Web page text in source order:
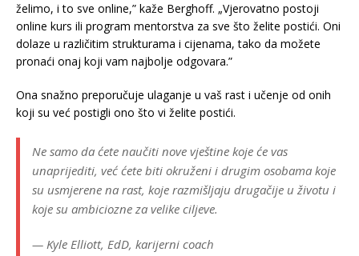
želimo, i to sve online,” kaže Berghoff. „Vjerovatno postoji
online kurs ili program mentorstva za sve što želite postići. Oni
dolaze u različitim strukturama i cijenama, tako da možete
pronaći onaj koji vam najbolje odgovara.”
Ona snažno preporučuje ulaganje u vaš rast i učenje od onih
koji su već postigli ono što vi želite postići.
Ne samo da ćete naučiti nove vještine koje će vas
unaprijediti, već ćete biti okruženi i drugim osobama koje
su usmjerene na rast, koje razmišljaju drugačije u životu i
koje su ambiciozne za velike ciljeve.
— Kyle Elliott, EdD, karijerni coach